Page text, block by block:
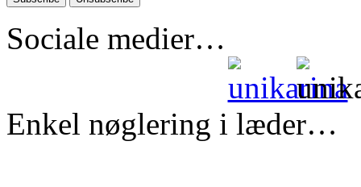
Sociale medier…
Enkel nøglering i læder…